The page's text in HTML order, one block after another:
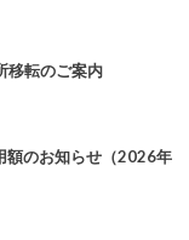
移転のご案内
額のお知らせ（2026年